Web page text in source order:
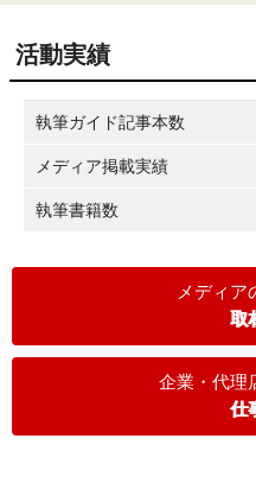
活動実績
執筆ガイド記事本数
メディア掲載実績
執筆書籍数
メディア
取
企業・代理
仕